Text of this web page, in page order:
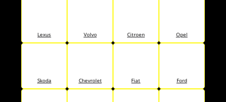
Lexus Volvo Citroen Opel
Skoda Chevrolet Fiat Ford